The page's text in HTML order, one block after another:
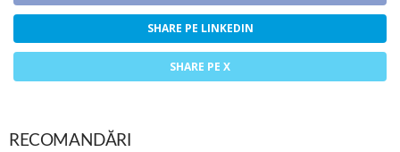
SHARE PE LINKEDIN
SHARE PE X
RECOMANDĂRI